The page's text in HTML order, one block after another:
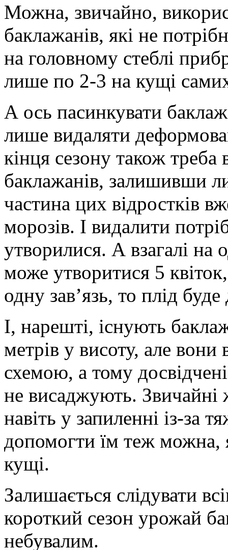
Можна, звичайно,
баклажанів, які не
на головному стеблі
лише по 2-3 на кущі
А ось пасинкувати
лише видаляти
кінця сезону також треба
баклажанів, залишивши
частина цих відростків
морозів. І видалити
утворилися. А взагалі на
може утворитися 5
одну зав’язь, то плід
І, нарешті, існують
метрів у висоту, але
схемою, а тому
не висаджують.
навіть у запиленні із-за
допомогти їм теж
кущі.
Залишається слідувати
короткий сезон урожай
небувалим.